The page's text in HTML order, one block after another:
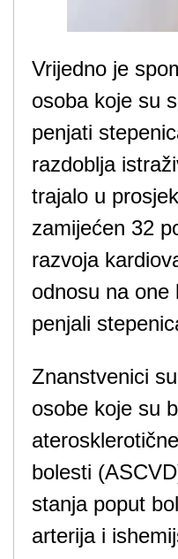
Vrijedno je
osoba koje su
penjati
razdoblja
trajalo u
zamijećen 32
razvoja
odnosu na one
penjali
Znanstvenici
osobe koje su
bolesti
stanja poput
arterija i